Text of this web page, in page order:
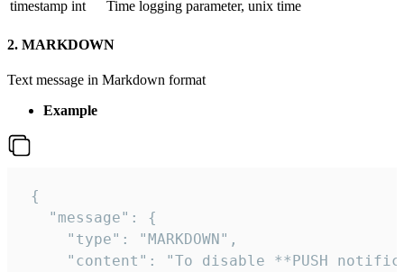
timestamp int Time logging parameter, unix time
2. MARKDOWN
Text message in Markdown format
Example
{
   "message": {
     "type": "MARKDOWN",
"content": "To disable **PUSH